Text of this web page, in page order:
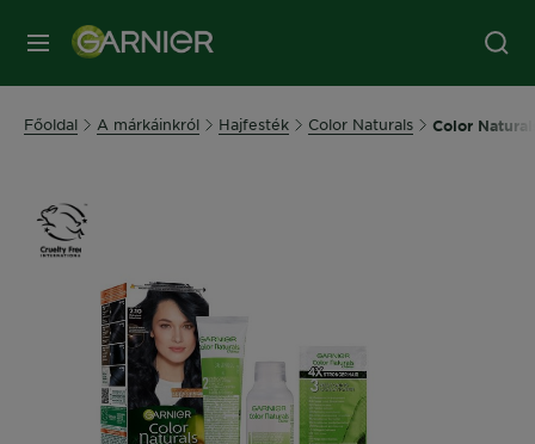
MENÜ
Főoldal A márkáinkról Hajfesték Color Naturals Color